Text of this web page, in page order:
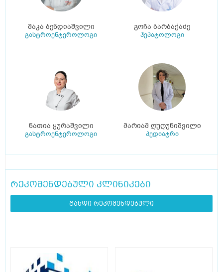
მაკა ბენდიაშვილი
გასტროენტეროლოგი
გოჩა ბარბაქაძე
ჰეპატოლოგი
ნათია ყურაშვილი
გასტროენტეროლოგი
მარიამ ღუღუნიშვილი
პედიატრი
რეკომენდებული კლინიკები
გახდი რეკომენდებული